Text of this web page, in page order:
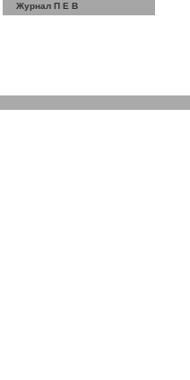
Журнал П Е В